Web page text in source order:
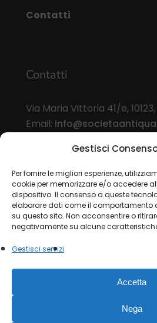
Gestisci
Per fornire le migliori esperienze,
cookie per memorizzare e/o accedere
dispositivo. Il consenso a queste
elaborare dati come il comportamento
su questo sito. Non acconsentire o
negativamente su alcune
Gestisci servizi
Accetta
Nega
Contatti
Contatti
Via Maria Vittoria 41/e,
Email:
Orari:
dal lunedì al sabato, 9.00/
su appuntamento
© 2026 Società Antiquaria. -